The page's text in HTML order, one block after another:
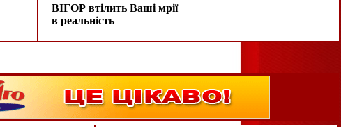
ВІГОР втілить Ваші мрії
в реальність